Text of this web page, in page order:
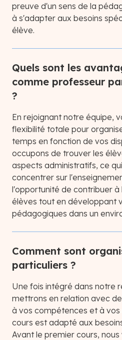
preuve d'un sens de la
à s'adapter aux besoins
élève.
Quels sont les
comme professeur
?
En rejoignant notre équipe,
flexibilité totale pour
temps en fonction de vos
occupons de trouver les
aspects administratifs, ce
concentrer sur
l'opportunité de contribuer à
élèves tout en développant
pédagogiques dans un
Comment sont
particuliers ?
Une fois intégré dans notre
mettrons en relation avec
à vos compétences et à vos
cours est adapté aux
Avant le premier cours,